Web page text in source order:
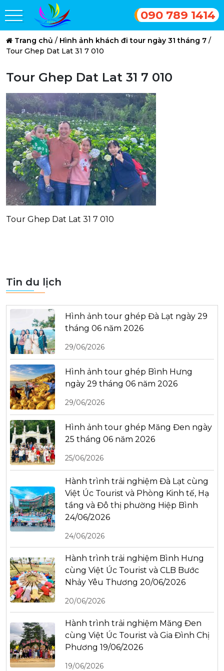
090 789 1414
Trang chủ / Hình ảnh khách đi tour ngày 31 tháng 7 /
Tour Ghep Dat Lat 31 7 010
Tour Ghep Dat Lat 31 7 010
Tour Ghep Dat Lat 31 7 010
Tin du lịch
Hình ảnh tour ghép Đà Lạt ngày 29
tháng 06 năm 2026
29/06/2026
Hình ảnh tour ghép Bình Hưng
ngày 29 tháng 06 năm 2026
29/06/2026
Hình ảnh tour ghép Măng Đen ngày
25 tháng 06 năm 2026
25/06/2026
Hành trình trải nghiệm Đà Lạt cùng
Việt Úc Tourist và Phòng Kinh tế, Hạ
tầng và Đô thị phường Hiệp Bình
24/06/2026
24/06/2026
Hành trình trải nghiệm Bình Hưng
cùng Việt Úc Tourist và CLB Bước
Nhảy Yêu Thương 20/06/2026
20/06/2026
Hành trình trải nghiệm Măng Đen
cùng Việt Úc Tourist và Gia Đình Chị
Phương 19/06/2026
19/06/2026